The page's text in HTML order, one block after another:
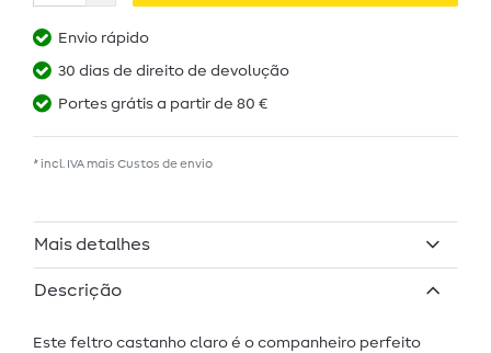
Envio rápido
30 dias de direito de devolução
Portes grátis a partir de 80 €
* incl. IVA mais Custos de envio
Mais detalhes
Descrição
Este feltro castanho claro é o companheiro perfeito